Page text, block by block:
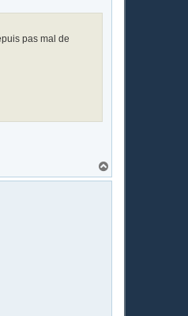
pas mal de
a